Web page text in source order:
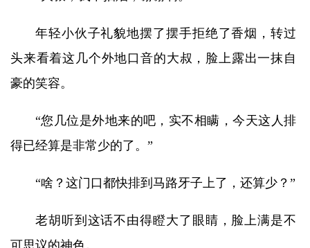
年轻小伙子礼貌地摆了摆手拒绝了香烟，转过
头来看着这几个外地口音的大叔，脸上露出一抹自
豪的笑容。
“您几位是外地来的吧，实不相瞒，今天这人排
得已经算是非常少的了。”
“啥？这门口都快排到马路牙子上了，还算少？”
老胡听到这话不由得瞪大了眼睛，脸上满是不
可思议的神色。